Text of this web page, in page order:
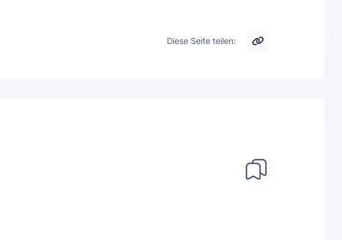
Diese Seite teilen: